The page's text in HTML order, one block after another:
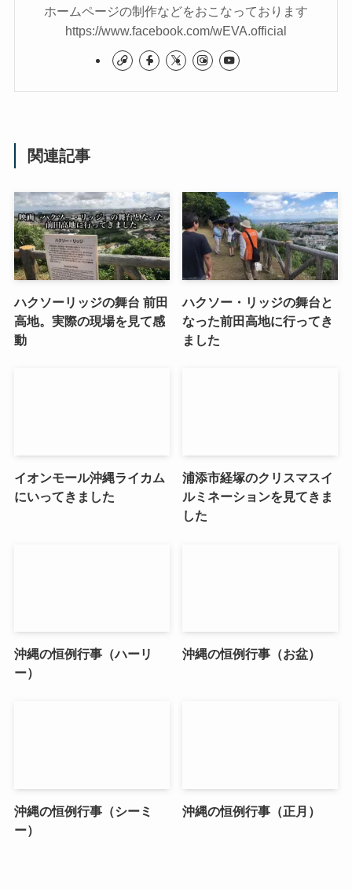
ホームページの制作などをおこなっております
https://www.facebook.com/wEVA.official
関連記事
ハクソーリッジの舞台 前田
高地。実際の現場を見て感
動
ハクソー・リッジの舞台と
なった前田高地に行ってき
ました
イオンモール沖縄ライカム
にいってきました
浦添市経塚のクリスマスイ
ルミネーションを見てきま
した
沖縄の恒例行事（ハーリ
ー）
沖縄の恒例行事（お盆）
沖縄の恒例行事（シーミ
ー）
沖縄の恒例行事（正月）